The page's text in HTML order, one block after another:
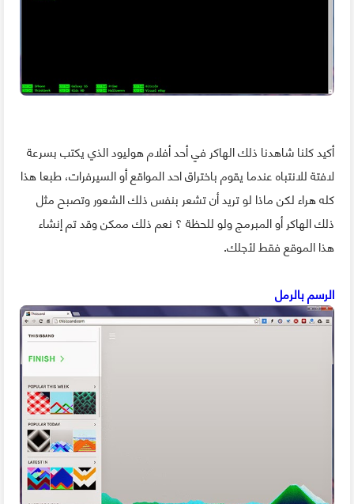
أكيد كلنا شاهدنا ذلك الهاكر في أحد أفلام هوليود الذي يكتب بسرعة
لافتة للانتباه عندما يقوم باختراق احد المواقع أو السيرفرات، طبعا هذا
كله هراء لكن ماذا لو تريد أن تشعر بنفس ذلك الشعور وتصبح مثل
ذلك الهاكر أو المبرمج ولو للحظة ؟ نعم ذلك ممكن وقد تم إنشاء
هذا الموقع فقط لأجلك.
الرسم بالرمل